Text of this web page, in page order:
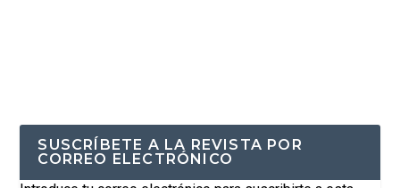
SUSCRÍBETE A LA REVISTA POR
CORREO ELECTRÓNICO